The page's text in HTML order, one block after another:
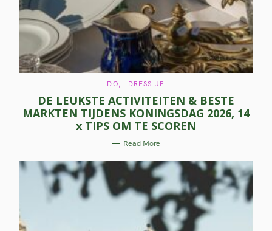
C
T
E
G
O
E
DO DRESS UP
DE LEUKSTE ACTIVITEITEN & BESTE
MARKTEN TIJDENS KONINGSDAG 2026, 14
x TIPS OM TE SCOREN
Read More